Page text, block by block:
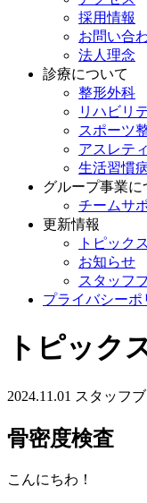
採用情報
お問い合
法人理念
診療について
整形外科
リハビリ
スポーツ
アスレテ
生活習慣
グループ事業に
チームサ
更新情報
トピックス
お知らせ
スタッフ
プライバシーポ
トピック
2024.11.01 スタッフ
骨密度検査
こんにちわ！